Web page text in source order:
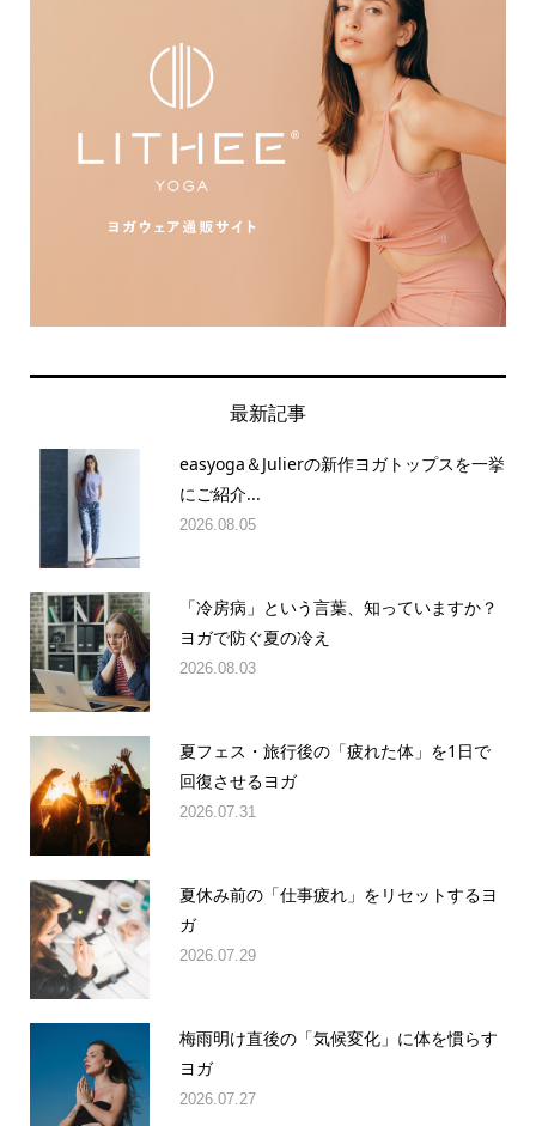
最新記事
easyoga＆Julierの新作ヨガトップスを一挙
にご紹介...
2026.08.05
「冷房病」という言葉、知っていますか？
ヨガで防ぐ夏の冷え
2026.08.03
夏フェス・旅行後の「疲れた体」を1日で
回復させるヨガ
2026.07.31
夏休み前の「仕事疲れ」をリセットするヨ
ガ
2026.07.29
梅雨明け直後の「気候変化」に体を慣らす
ヨガ
2026.07.27